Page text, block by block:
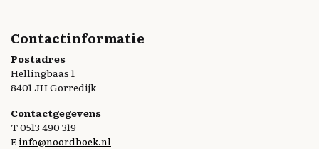
Contactinformatie
Postadres
Hellingbaas 1
8401 JH Gorredijk
Contactgegevens
T 0513 490 319
E info@noordboek.nl